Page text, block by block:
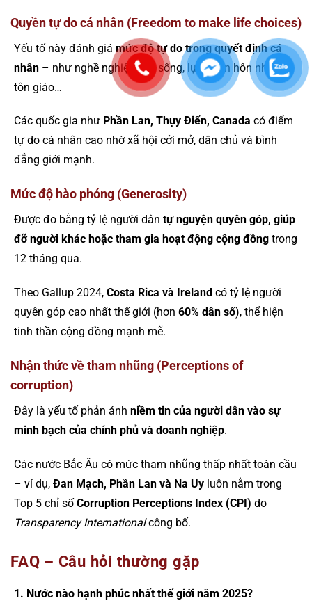
Quyền tự do cá nhân (Freedom to make life choices)
Yếu tố này đánh giá mức độ tự do trong quyết định cá
nhân – như nghề nghiệp, nơi sống, lựa chọn hôn nhân,
tôn giáo…
Các quốc gia như Phần Lan, Thụy Điển, Canada có điểm
tự do cá nhân cao nhờ xã hội cởi mở, dân chủ và bình
đẳng giới mạnh.
Mức độ hào phóng (Generosity)
Được đo bằng tỷ lệ người dân tự nguyện quyên góp, giúp
đỡ người khác hoặc tham gia hoạt động cộng đồng trong
12 tháng qua.
Theo Gallup 2024, Costa Rica và Ireland có tỷ lệ người
quyên góp cao nhất thế giới (hơn 60% dân số), thể hiện
tinh thần cộng đồng mạnh mẽ.
Nhận thức về tham nhũng (Perceptions of
corruption)
Đây là yếu tố phản ánh niềm tin của người dân vào sự
minh bạch của chính phủ và doanh nghiệp.
Các nước Bắc Âu có mức tham nhũng thấp nhất toàn cầu
– ví dụ, Đan Mạch, Phần Lan và Na Uy luôn nằm trong
Top 5 chỉ sốCorruption Perceptions Index (CPI) do
Transparency Internationalcông bố.
FAQ – Câu hỏi thường gặp
1. Nước nào hạnh phúc nhất thế giới năm 2025?